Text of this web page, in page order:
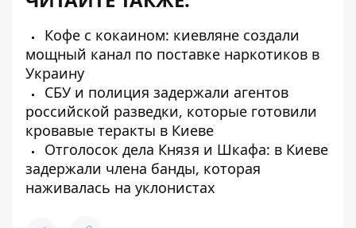
Кофе с кокаином: киевляне создали
мощный канал по поставке наркотиков в
Украину
СБУ и полиция задержали агентов
российской разведки, которые готовили
кровавые теракты в Киеве
Отголосок дела Князя и Шкафа: в Киеве
задержали члена банды, которая
наживалась на уклонистах